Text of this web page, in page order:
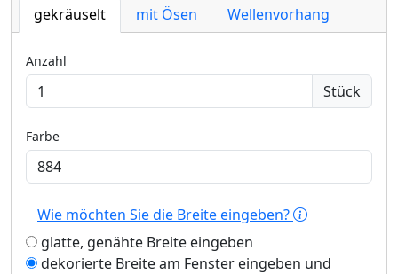
gekräuselt mit Ösen Wellenvorhang
Anzahl
Stück
Farbe
Wie möchten Sie die Breite eingeben?
glatte, genähte Breite eingeben
dekorierte Breite am Fenster eingeben und